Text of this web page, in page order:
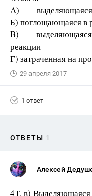
A) выделяющаяся в
Б) поглощающаяся в
B) выделяющаяся
реакции
Г) затраченная на
29 апреля 2017
1 ответ
ОТВЕТЫ 1
Алексей
4Т. в) Выделяющаяся